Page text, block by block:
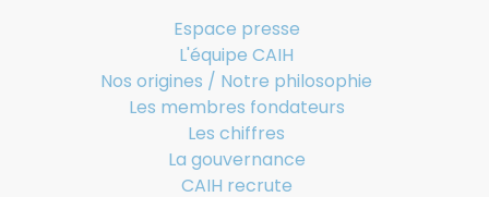
Espace presse
L'équipe CAIH
Nos origines / Notre philosophie
Les membres fondateurs
Les chiffres
La gouvernance
CAIH recrute